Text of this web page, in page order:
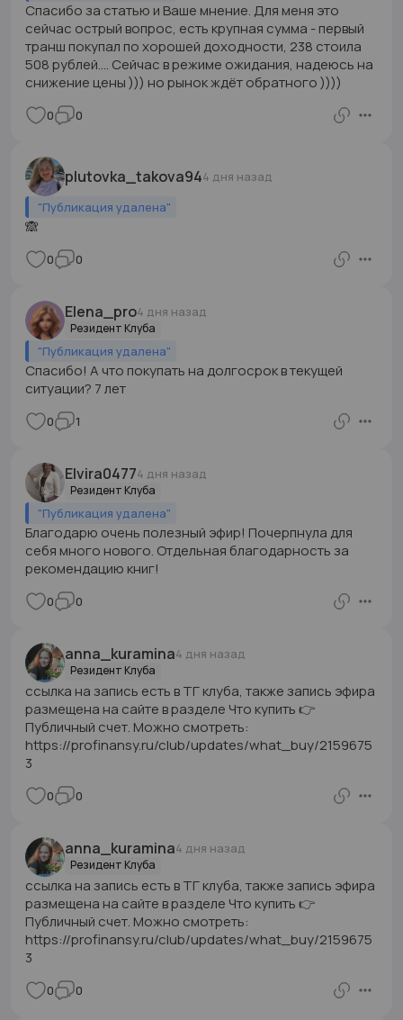
Спасибо за статью и Ваше мнение. Для меня это
сейчас острый вопрос, есть крупная сумма - первый
транш покупал по хорошей доходности, 238 стоила
508 рублей.... Сейчас в режиме ожидания, надеюсь на
снижение цены ))) но рынок ждёт обратного ))))
0 0
plutovka_takova944 дня назад
"Публикация удалена"
🙈
0 0
Elena_pro4 дня назад
Резидент Клуба
"Публикация удалена"
Спасибо! А что покупать на долгосрок в текущей
ситуации? 7 лет
0 1
Elvira04774 дня назад
Резидент Клуба
"Публикация удалена"
Благодарю очень полезный эфир! Почерпнула для
себя много нового. Отдельная благодарность за
рекомендацию книг!
0 0
anna_kuramina4 дня назад
Резидент Клуба
ссылка на запись есть в ТГ клуба, также запись эфира
размещена на сайте в разделе Что купить 👉
Публичный счет. Можно смотреть:
https://profinansy.ru/club/updates/what_buy/2159675
3
0 0
anna_kuramina4 дня назад
Резидент Клуба
ссылка на запись есть в ТГ клуба, также запись эфира
размещена на сайте в разделе Что купить 👉
Публичный счет. Можно смотреть:
https://profinansy.ru/club/updates/what_buy/2159675
3
0 0